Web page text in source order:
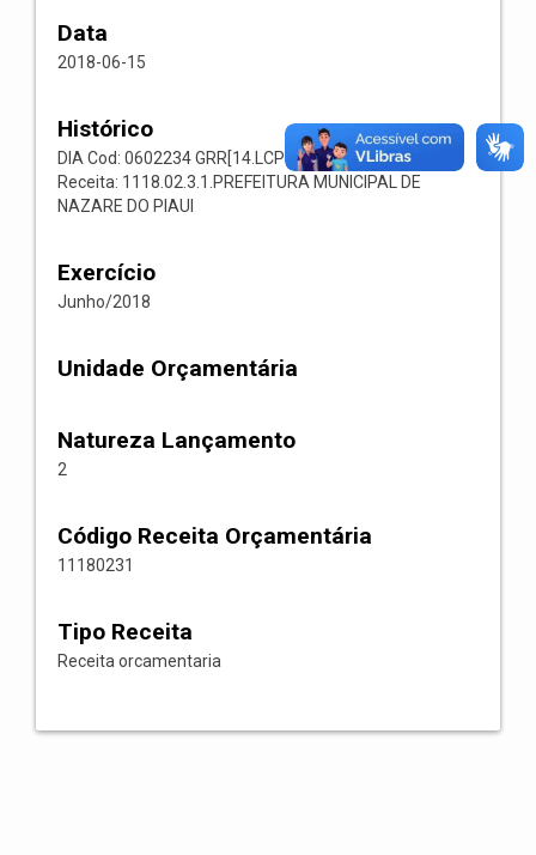
Data
2018-06-15
Histórico
DIA Cod: 0602234 GRR[14.LCP 66] Codigo: 001103
Receita: 1118.02.3.1.PREFEITURA MUNICIPAL DE
NAZARE DO PIAUI
Exercício
Junho/2018
Unidade Orçamentária
Natureza Lançamento
2
Código Receita Orçamentária
11180231
Tipo Receita
Receita orcamentaria